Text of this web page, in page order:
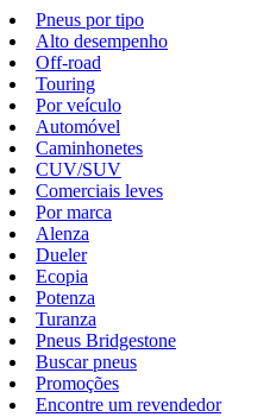
Pneus por tipo
Alto desempenho
Off-road
Touring
Por veículo
Automóvel
Caminhonetes
CUV/SUV
Comerciais leves
Por marca
Alenza
Dueler
Ecopia
Potenza
Turanza
Pneus Bridgestone
Buscar pneus
Promoções
Encontre um revendedor